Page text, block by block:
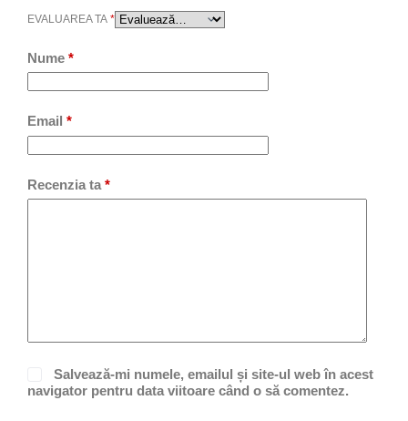
EVALUAREA TA *
Nume *
Email *
Recenzia ta *
Salvează-mi numele, emailul și site-ul web în acest
navigator pentru data viitoare când o să comentez.